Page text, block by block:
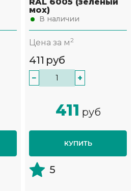
мох)
В наличии
Цена за м2
411 руб
− +
411 руб
КУПИТЬ
5